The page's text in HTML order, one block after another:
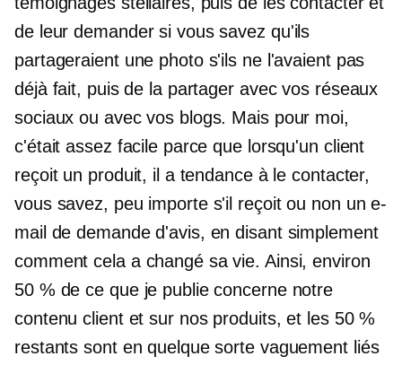
de leur demander si vous savez qu'ils
partageraient une photo s'ils ne l'avaient pas
déjà fait, puis de la partager avec vos réseaux
sociaux ou avec vos blogs. Mais pour moi,
c'était assez facile parce que lorsqu'un client
reçoit un produit, il a tendance à le contacter,
vous savez, peu importe s'il reçoit ou non un e-
mail de demande d'avis, en disant simplement
comment cela a changé sa vie. Ainsi, environ
50 % de ce que je publie concerne notre
contenu client et sur nos produits, et les 50 %
restants sont en quelque sorte vaguement liés